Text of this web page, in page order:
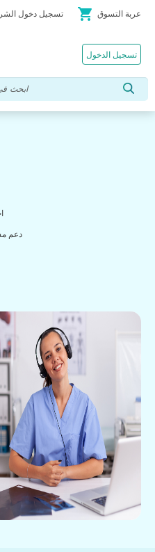
تسجيل دخول shopping_cart عربة التسوق
تسجيل الدخول
دعم